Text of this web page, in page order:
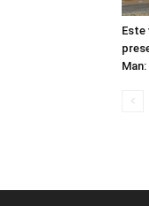
Este